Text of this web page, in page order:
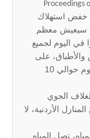
Proceedings
خفض استهلاك
سيعيش معظم
من ذوي الدخل المنخفض على 40 لترا في اليوم لجميع
والأطباق، على
سبيل المثال. بينما يستخدم الأمريكي العادي اليوم حوالي 10
الجوي
الأردنية، لا
تصل المياه